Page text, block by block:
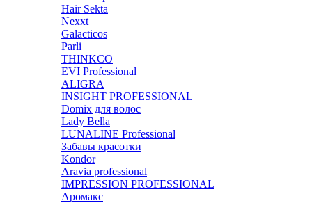
Hair Sekta
Nexxt
Galacticos
Parli
THINKCO
EVI Professional
ALIGRA
INSIGHT PROFESSIONAL
Domix для волос
Lady Bella
LUNALINE Professional
Забавы красотки
Kondor
Aravia professional
IMPRESSION PROFESSIONAL
Аромакс